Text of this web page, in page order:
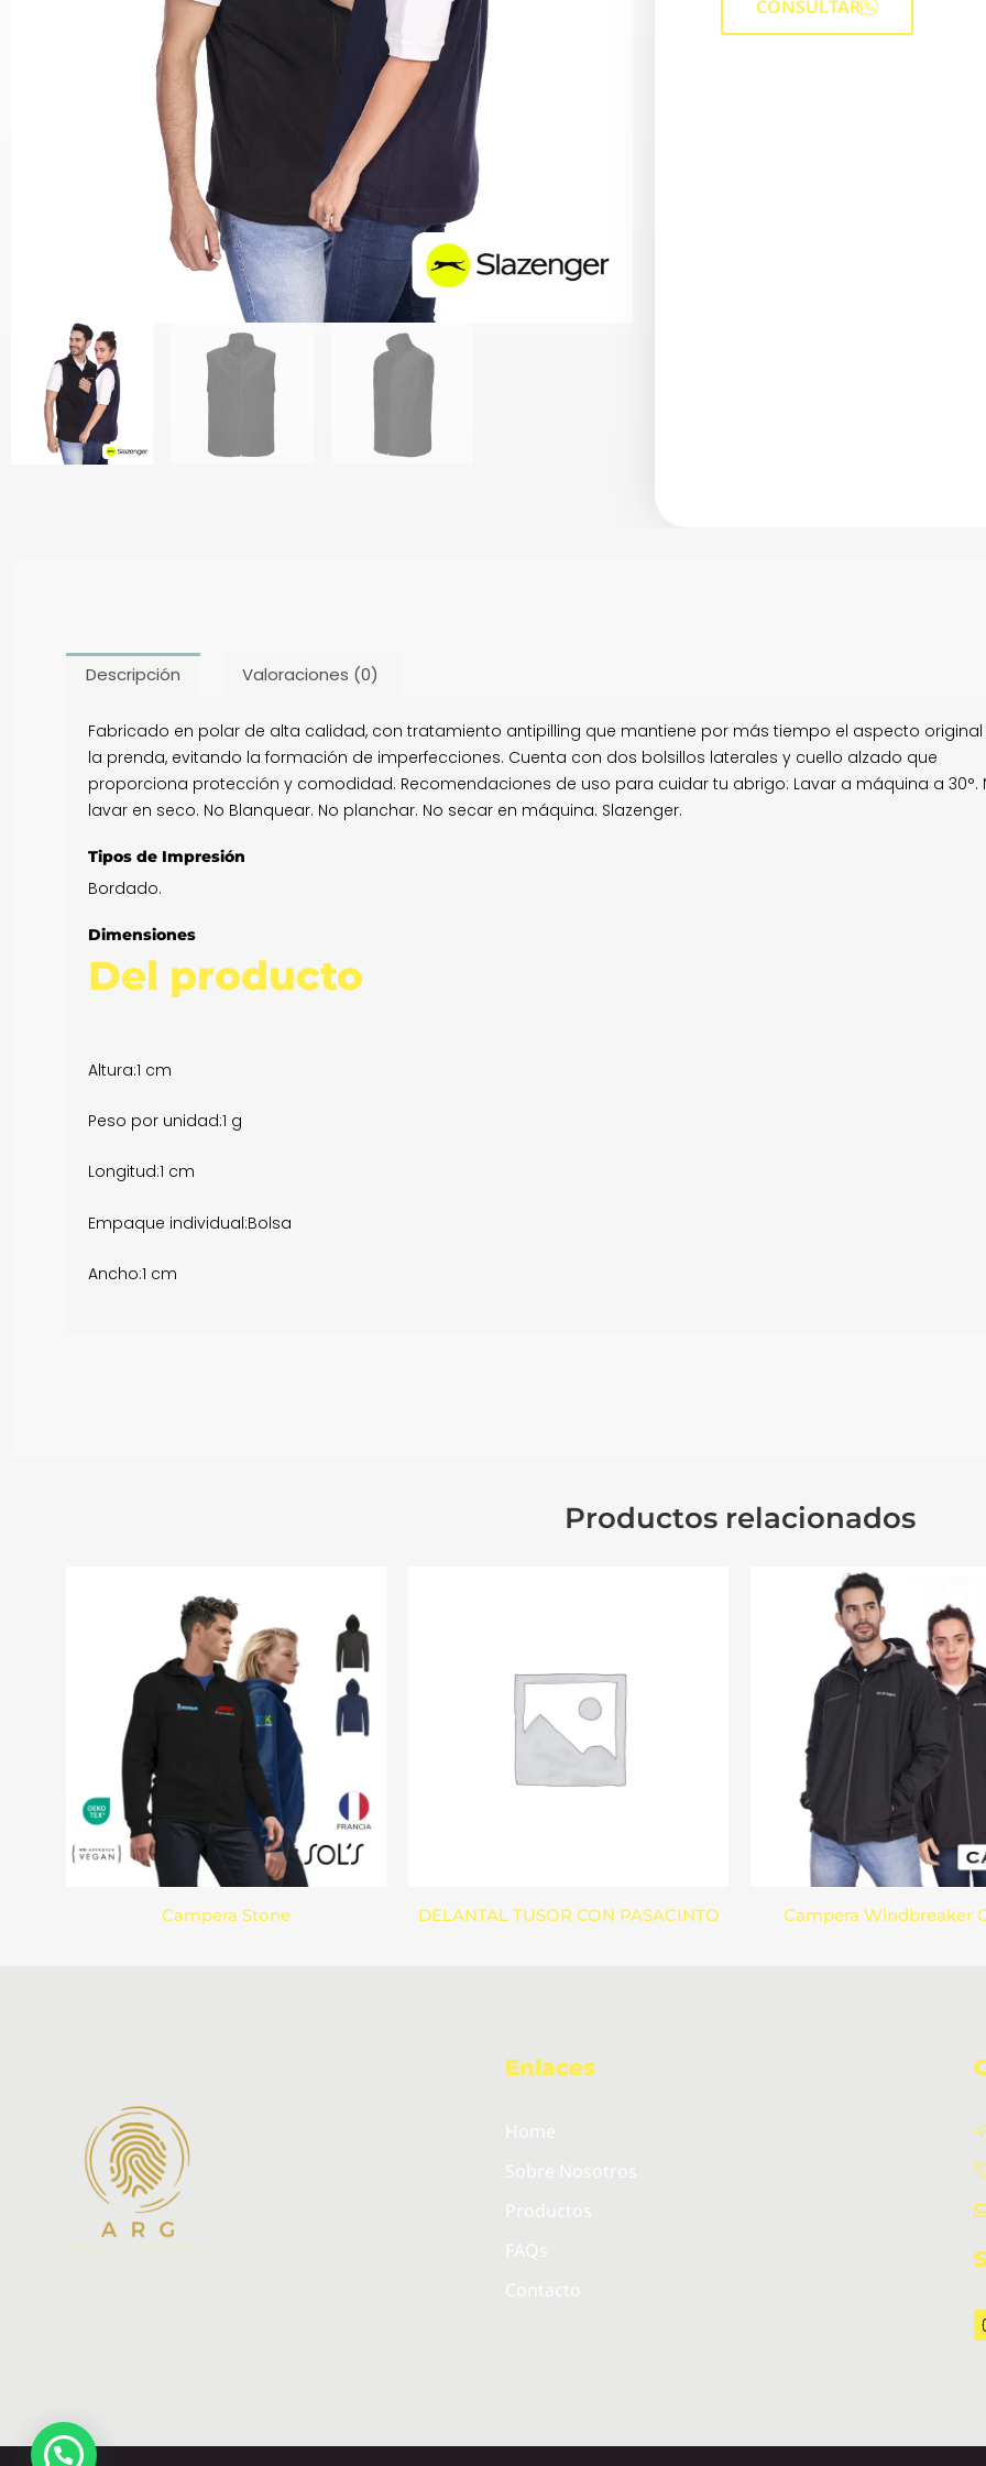
CONSULTAR
Descripción Valoraciones (0)
Fabricado en polar de alta calidad, con tratamiento antipilling que mantiene por más tiempo el aspecto original
la prenda, evitando la formación de imperfecciones. Cuenta con dos bolsillos laterales y cuello alzado que
proporciona protección y comodidad. Recomendaciones de uso para cuidar tu abrigo: Lavar a máquina a 30°.
lavar en seco. No Blanquear. No planchar. No secar en máquina. Slazenger.
Tipos de Impresión
Bordado.
Dimensiones
Del producto
Altura:1 cm
Peso por unidad:1 g
Longitud:1 cm
Empaque individual:Bolsa
Ancho:1 cm
Productos relacionados
Campera Stone DELANTAL TUSOR CON PASACINTO Campera Windbreaker
Enlaces
Home
Sobre Nosotros
Productos
FAQs
Contacto